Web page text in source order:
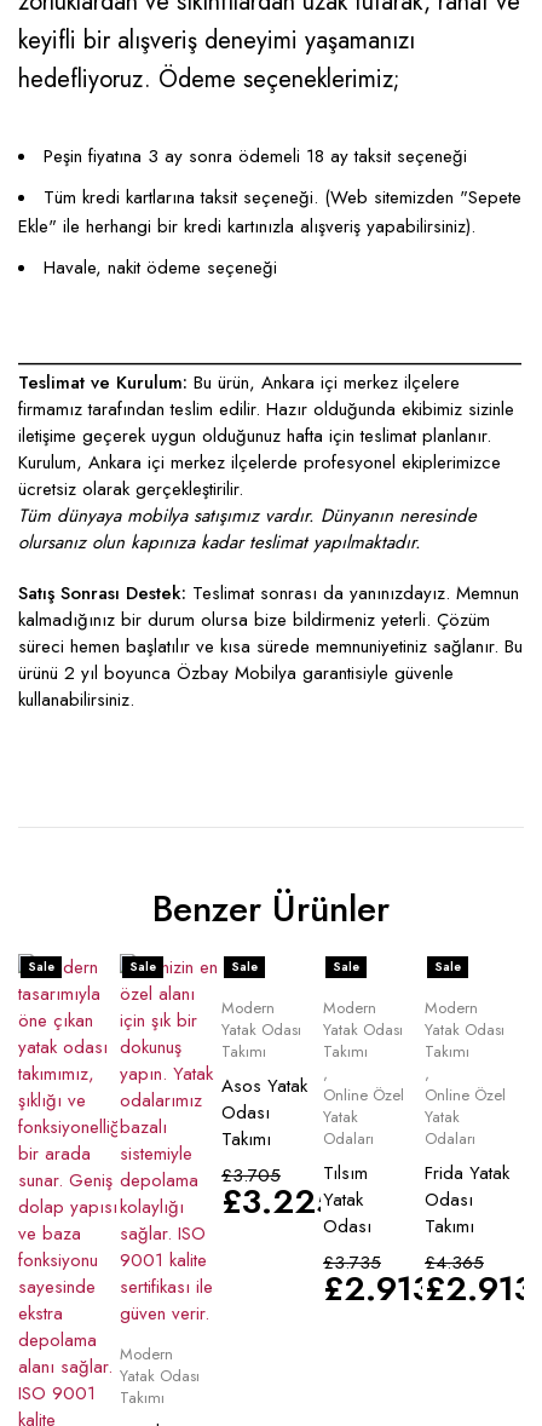
keyifli bir alışveriş deneyimi yaşamanızı
hedefliyoruz. Ödeme seçeneklerimiz;
Peşin fiyatına 3 ay sonra ödemeli 18 ay taksit seçeneği
Tüm kredi kartlarına taksit seçeneği. (Web sitemizden "Sepete
Ekle" ile herhangi bir kredi kartınızla alışveriş yapabilirsiniz).
Havale, nakit ödeme seçeneği
____________________________________________________
Teslimat ve Kurulum: Bu ürün, Ankara içi merkez ilçelere
firmamız tarafından teslim edilir. Hazır olduğunda ekibimiz sizinle
iletişime geçerek uygun olduğunuz hafta için teslimat planlanır.
Kurulum, Ankara içi merkez ilçelerde profesyonel ekiplerimizce
ücretsiz olarak gerçekleştirilir.
Tüm dünyaya mobilya satışımız vardır. Dünyanın neresinde
olursanız olun kapınıza kadar teslimat yapılmaktadır.
Satış Sonrası Destek: Teslimat sonrası da yanınızdayız. Memnun
kalmadığınız bir durum olursa bize bildirmeniz yeterli. Çözüm
süreci hemen başlatılır ve kısa sürede memnuniyetiniz sağlanır. Bu
ürünü 2 yıl boyunca Özbay Mobilya garantisiyle güvenle
kullanabilirsiniz.
Benzer Ürünler
Sale Sale
Modern
Yatak Odası
Takımı
Sale
Modern
Yatak Odası
Takımı
Asos Yatak
Odası
Takımı
£3.705
£3.225
Sale
Modern
Yatak Odası
Takımı
,
Online Özel
Yatak
Odaları
Tılsım
Yatak
Odası
£3.735
£2.913
Sale
Modern
Yatak Odası
Takımı
,
Online Özel
Yatak
Odaları
Frida Yatak
Odası
Takımı
£4.365
£2.913